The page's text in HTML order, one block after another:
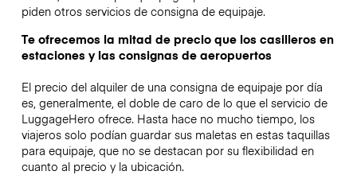
piden otros servicios de consigna de equipaje.
Te ofrecemos la mitad de precio que los casilleros en
estaciones y las consignas de aeropuertos
El precio del alquiler de una consigna de equipaje por día
es, generalmente, el doble de caro de lo que el servicio de
LuggageHero ofrece. Hasta hace no mucho tiempo, los
viajeros solo podían guardar sus maletas en estas taquillas
para equipaje, que no se destacan por su flexibilidad en
cuanto al precio y la ubicación.